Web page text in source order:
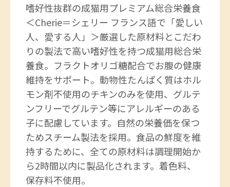
嗜好性抜群の成猫用プレミアム総合栄養食
＜Cherie＝シェリー フランス語で「愛しい
人、愛する人」＞厳選した原材料とこだわ
りの製法で高い嗜好性を持つ成猫用総合栄
養食。フラクトオリゴ糖配合でお腹の健康
維持をサポート。動物性たんぱく質はホル
モン剤不使用のチキンのみを使用、グルテ
ンフリーでグルテン等にアレルギーのある
子に配慮しています。自然の栄養価を保つ
ためスチーム製法を採用。食品の鮮度を維
持するために、全ての原材料は調理開始か
ら2時間以内に製品化されます。着色料、
保存料不使用。